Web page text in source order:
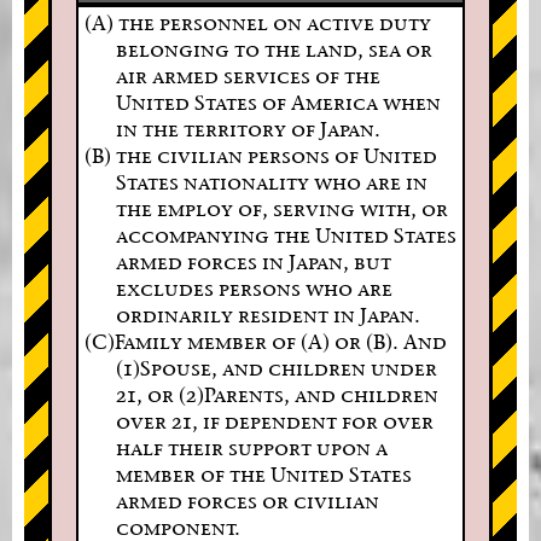
(A) the personnel on active duty
belonging to the land, sea or
air armed services of the
United States of America when
in the territory of Japan.
(B) the civilian persons of United
States nationality who are in
the employ of, serving with, or
accompanying the United States
armed forces in Japan, but
excludes persons who are
ordinarily resident in Japan.
(C)Family member of (A) or (B). And
(1)Spouse, and children under
21, or (2)Parents, and children
over 21, if dependent for over
half their support upon a
member of the United States
armed forces or civilian
component.